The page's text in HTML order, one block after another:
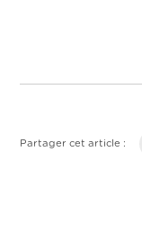
Partager cet article :